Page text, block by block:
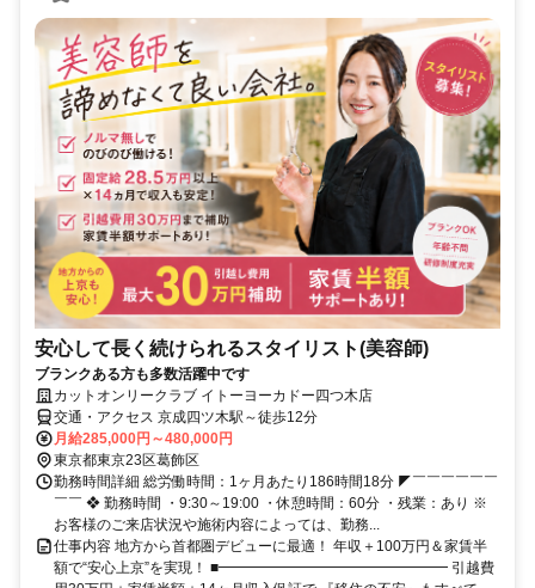
安心して長く続けられるスタイリスト(美容師)
ブランクある方も多数活躍中です
カットオンリークラブ イトーヨーカドー四つ木店
交通・アクセス 京成四ツ木駅～徒歩12分
月給285,000円～480,000円
東京都東京23区葛飾区
勤務時間詳細 総労働時間：1ヶ月あたり186時間18分 ◤￣￣￣￣￣￣
￣￣ ❖ 勤務時間 ・9:30～19:00 ・休憩時間：60分 ・残業：あり ※
お客様のご来店状況や施術内容によっては、勤務...
仕事内容 地方から首都圏デビューに最適！ 年収＋100万円＆家賃半
額で“安心上京”を実現！ ■━━━━━━━━━━━━━━━━ 引越費